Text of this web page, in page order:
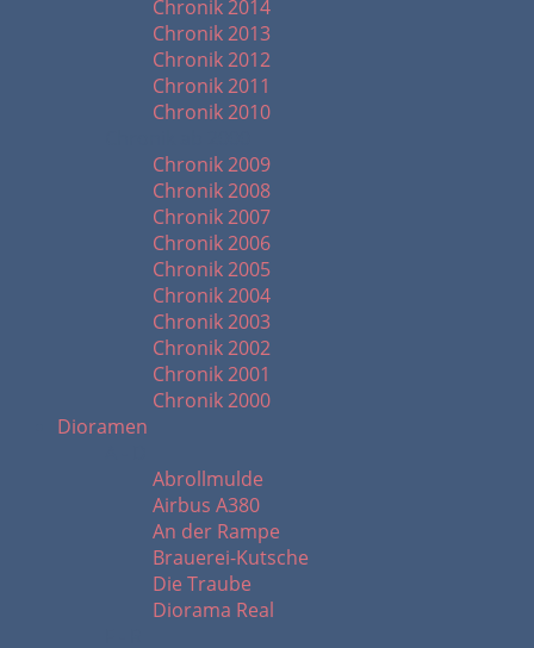
Chronik 2014
Chronik 2013
Chronik 2012
Chronik 2011
Chronik 2010
Chronik 2009
Chronik 2008
Chronik 2007
Chronik 2006
Chronik 2005
Chronik 2004
Chronik 2003
Chronik 2002
Chronik 2001
Chronik 2000
Dioramen
Abrollmulde
Airbus A380
An der Rampe
Brauerei-Kutsche
Die Traube
Diorama Real